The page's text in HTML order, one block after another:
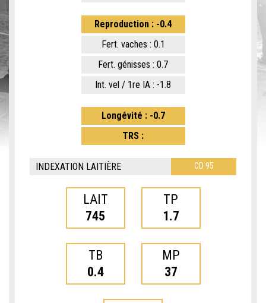
Reproduction : -0.4
Fert. vaches : 0.1
Fert. génisses : 0.7
Int. vel / 1re IA : -1.8
Longévité : -0.7
TRS :
INDEXATION LAITIÈRE CD 95
LAIT
745
TP
1.7
TB
0.4
MP
37